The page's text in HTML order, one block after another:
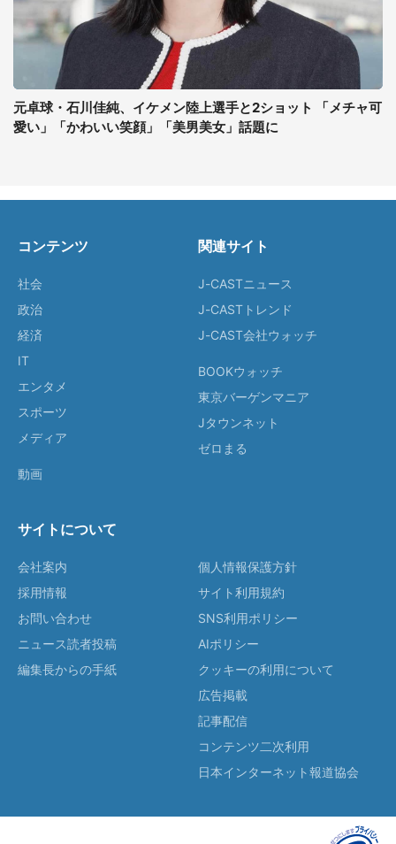
元卓球・石川佳純、イケメン陸上選手と2ショット 「メチャ可
愛い」「かわいい笑顔」「美男美女」話題に
コンテンツ
社会
政治
経済
IT
エンタメ
スポーツ
メディア
動画
関連サイト
J-CASTニュース
J-CASTトレンド
J-CAST会社ウォッチ
BOOKウォッチ
東京バーゲンマニア
Jタウンネット
ゼロまる
サイトについて
会社案内
採用情報
お問い合わせ
ニュース読者投稿
編集長からの手紙
個人情報保護方針
サイト利用規約
SNS利用ポリシー
AIポリシー
クッキーの利用について
広告掲載
記事配信
コンテンツ二次利用
日本インターネット報道協会